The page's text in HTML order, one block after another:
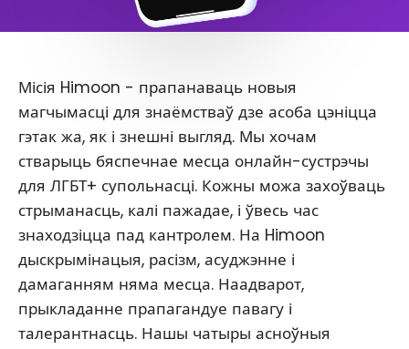
Місія Himoon - прапанаваць новыя
магчымасці для знаёмстваў дзе асоба цэніцца
гэтак жа, як і знешні выгляд. Мы хочам
стварыць бяспечнае месца онлайн-сустрэчы
для ЛГБТ+ супольнасці. Кожны можа захоўваць
стрыманасць, калі пажадае, і ўвесь час
знаходзіцца пад кантролем. На Himoon
дыскрымінацыя, расізм, асуджэнне і
дамаганням няма месца. Наадварот,
прыкладанне прапагандуе павагу і
талерантнасць. Нашы чатыры асноўныя